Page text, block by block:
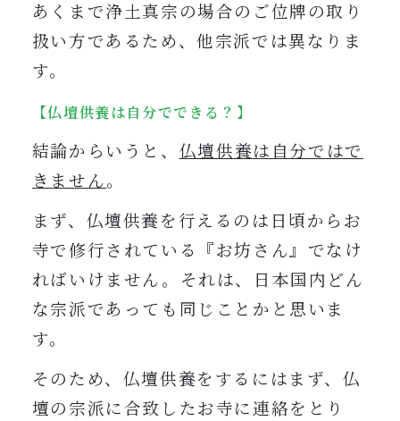
あくまで浄土真宗の場合のご位牌の取り
扱い方であるため、他宗派では異なりま
す。
【仏壇供養は自分でできる？】
結論からいうと、 仏壇供養は自分ではで
きません。
まず、仏壇供養を行えるのは日頃からお
寺で修行されている『お坊さん』でなけ
ればいけません。それは、日本国内どん
な宗派であっても同じことかと思いま
す。
そのため、仏壇供養をするにはまず、仏
壇の宗派に合致したお寺に連絡をとり